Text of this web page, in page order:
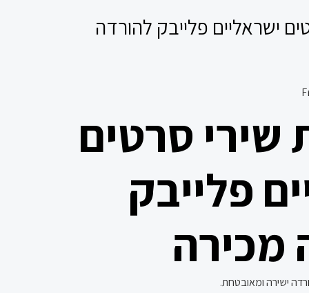
ישראליים פלייבק להורדה
שירי סרטים
פלייבק
מכירה
ישירה ומאובטחת.